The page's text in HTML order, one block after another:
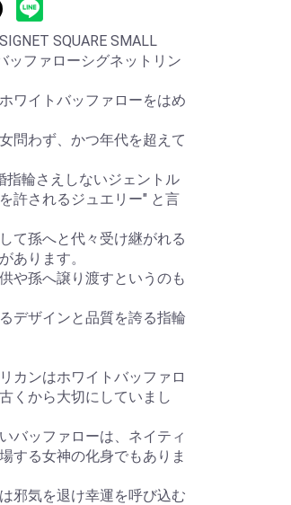
SQUARE SMALL
ッファローシグネットリン
ワイトバッファローをはめ
問わず、かつ年代を超えて
指輪さえしないジェントル
許されるジュエリー" と言
て孫へと代々受け継がれる
あります。
や孫へ譲り渡すというのも
デザインと品質を誇る指輪
カンはホワイトバッファロ
くから大切にしていまし
バッファローは、ネイティ
する女神の化身でもありま
邪気を退け幸運を呼び込む